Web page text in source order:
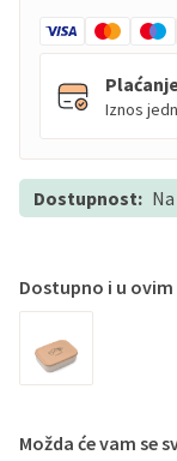
Iznos
PBZ
Erste
Erste
Sve banke
Dostupnost:
Dostupno i u
Možda će vam se